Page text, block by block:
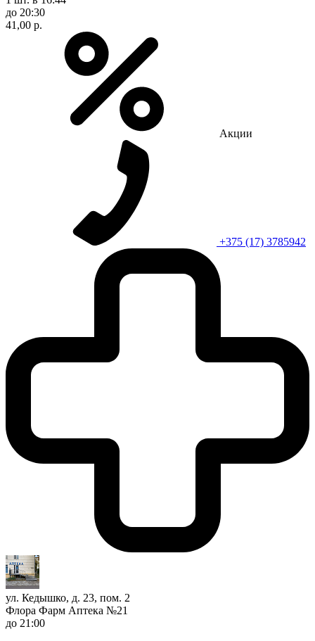
до 20:30
41,00 р.
Акции
+375 (17) 3785942
ул. Кедышко, д. 23, пом. 2
Флора Фарм Аптека №21
до 21:00